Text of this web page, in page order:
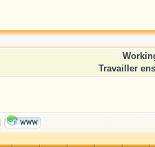
Travailler